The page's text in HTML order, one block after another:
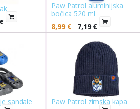
€
Paw Patrol aluminijska
bočica 520 ml
8,99€ 7,19 €
sandale
Paw Patrol zimska kapa